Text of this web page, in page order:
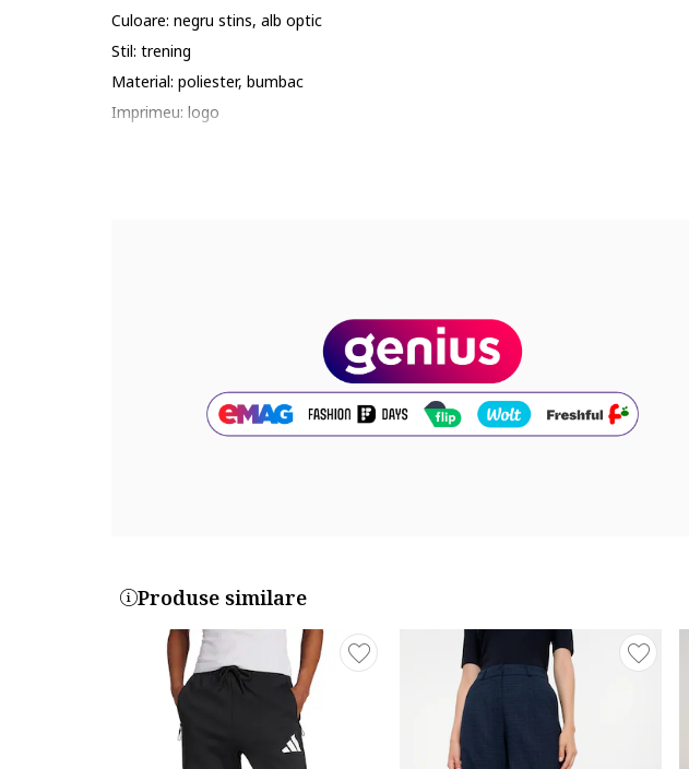
Culoare: negru stins, alb optic
Stil: trening
Material: poliester, bumbac
Imprimeu: logo
Exterior: 55% bumbac, 36% poliester reciclat, 9% viscoza
Produse similare